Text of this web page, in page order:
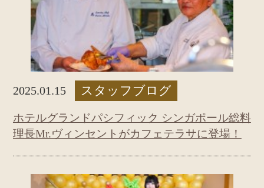
2025.01.15 スタッフブログ
ホテルグランドパシフィック シンガポール総料
理長Mr.ヴィンセントがカフェテラサに登場！